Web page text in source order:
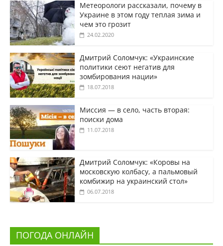
Метеорологи рассказали, почему в
Украине в этом году теплая зима и
чем это грозит
24.02.2020
Дмитрий Соломчук: «Украинские
политики сеют негатив для
зомбирования нации»
18.07.2018
Миссия — в село, часть вторая:
поиски дома
11.07.2018
Дмитрий Соломчук: «Коровы на
московскую колбасу, а пальмовый
комбижир на украинский стол»
06.07.2018
ПОГОДА ОНЛАЙН